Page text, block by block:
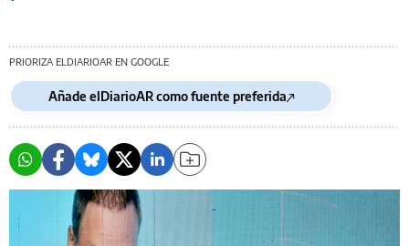
PRIORIZA ELDIARIOAR EN GOOGLE
Añade elDiarioAR como fuente preferida